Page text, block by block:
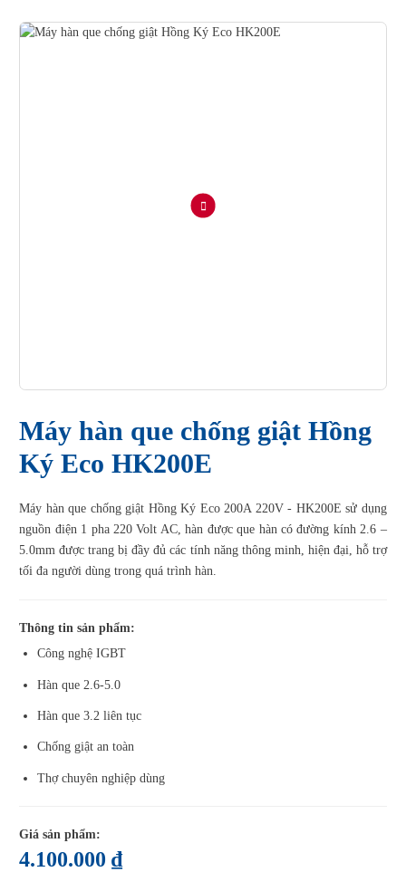
Máy hàn que chống giật Hồng
Ký Eco HK200E
Máy hàn que chống giật Hồng Ký Eco 200A 220V - HK200E sử dụng
nguồn điện1 pha220 Volt AC,hàn đượcque hàn có đường kính2.6 –
5.0mmđược trang bị đầy đủ các tính năng thông minh, hiện đại, hỗ trợ
tối đa người dùng trong quá trình hàn.
Thông tin sản phẩm:
Công nghệ IGBT
Hàn que 2.6-5.0
Hàn que 3.2 liên tục
Chống giật an toàn
Thợ chuyên nghiệp dùng
Giá sản phẩm:
4.100.000₫